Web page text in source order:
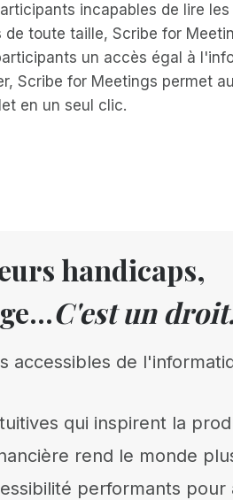
incapables de lire
toute taille, Scribe for
un accès égal à
Scribe for Meetings permet
en un seul clic.
handicaps,
C'est un
accessibles de
qui inspirent la
rend le monde
performants